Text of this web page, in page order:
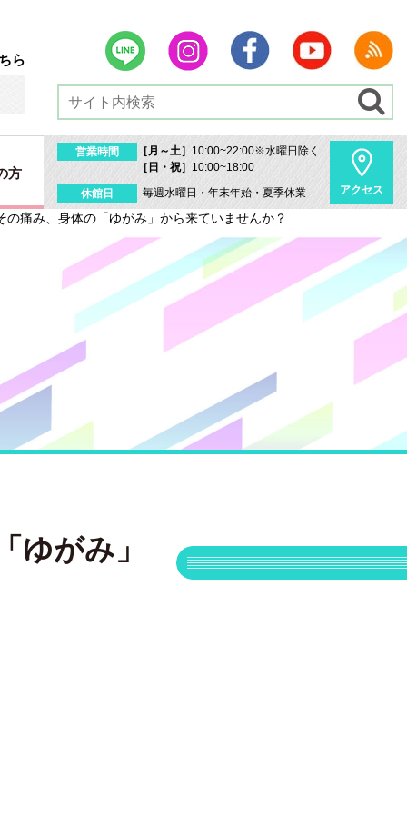
ら
方
営業時間 ［月～土］ 10:00~22:00※水曜日除く
［日・祝］ 10:00~18:00
休館日 毎週水曜日・年末年始・夏季休業 アクセス
の痛み、身体の「ゆがみ」から来ていませんか？
ゆがみ」